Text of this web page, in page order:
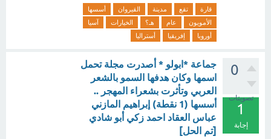
قارة تقع مدينة القيروان
أسسها
الأمويون
عام هـ؟ الخيارات
آسيا
أوروبا
إفريقيا أستراليا
0
تصويتات
1
إجابة
جماعة *ابولو * أصدرت مجلة تحمل
اسمها وكان هدفها السمو بالشعر
العربي وتأثرت بشعراء المهجر ..
أسسها (1 نقطة) إبراهيم المازني
عباس العقاد احمد زكي أبو شادي
[تم الحل]